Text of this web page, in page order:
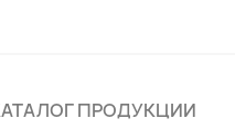
ПРОДУКЦИИ